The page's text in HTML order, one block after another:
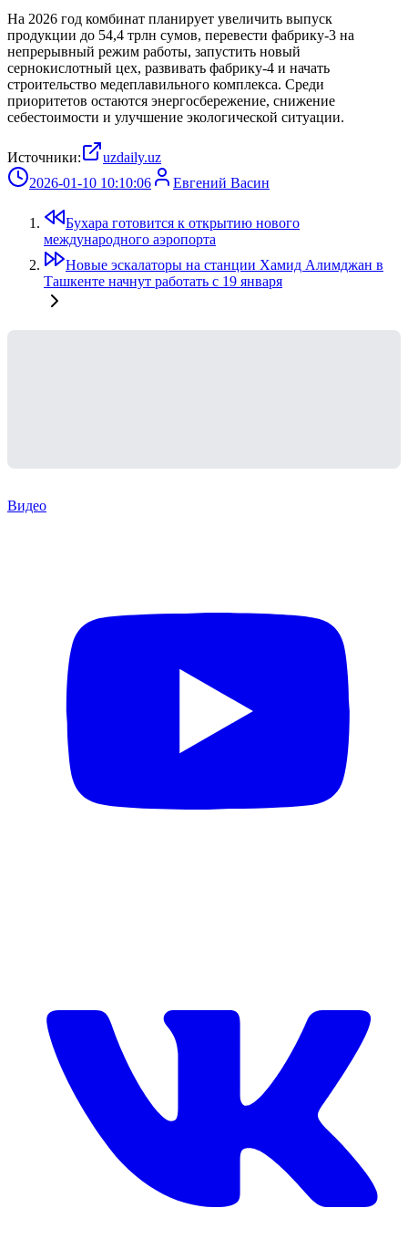
На 2026 год комбинат планирует увеличить выпуск
продукции до 54,4 трлн сумов, перевести фабрику-3 на
непрерывный режим работы, запустить новый
сернокислотный цех, развивать фабрику-4 и начать
строительство медеплавильного комплекса. Среди
приоритетов остаются энергосбережение, снижение
себестоимости и улучшение экологической ситуации.
Источники:
uzdaily.uz
2026-01-10 10:10:06
Евгений Васин
Бухара готовится к открытию нового
международного аэропорта
Новые эскалаторы на станции Хамид Алимджан в
Ташкенте начнут работать с 19 января
Видео